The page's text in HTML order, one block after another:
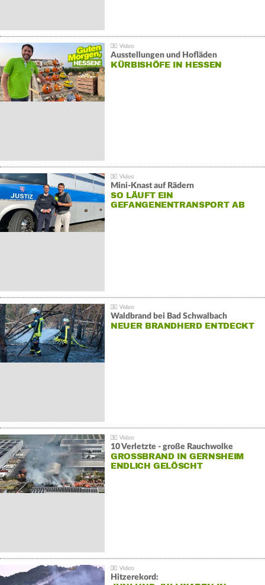
Ausstellungen und Hofläden
KÜRBISHÖFE IN HESSEN
Mini-Knast auf Rädern
SO LÄUFT EIN
GEFANGENENTRANSPORT AB
Waldbrand bei Bad Schwalbach
NEUER BRANDHERD ENTDECKT
10 Verletzte - große Rauchwolke
GROSSBRAND IN GERNSHEIM E
NDLICH GELÖSCHT
Hitzerekord: